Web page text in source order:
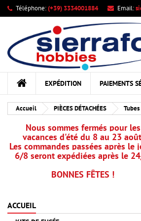
Téléphone:(+39) 3334001884 Email:
EXPÉDITION PAIEMENTS
Accueil PIÈCES DÉTACHÉES
Nous sommes fermés pour les
vacances d'été du 8 au 23
Les commandes passées après le
6/8 seront expédiées après le
BONNES FÊTES !
ACCUEIL